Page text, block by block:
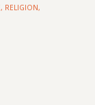
RELIGION,